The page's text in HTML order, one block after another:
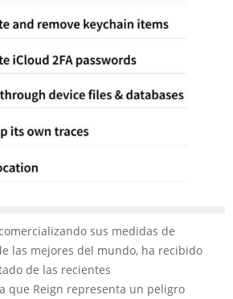
sus medidas de
las mejores del mundo, ha recibido
de las recientes
que Reign representa un peligro